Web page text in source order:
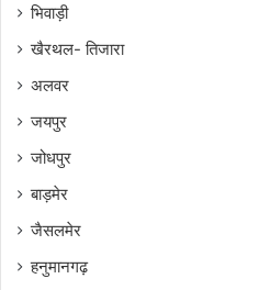
भिवाड़ी
खैरथल- तिजारा
अलवर
जयपुर
जोधपुर
बाड़मेर
जैसलमेर
हनुमानगढ़